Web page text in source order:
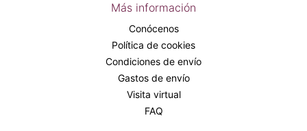
Más información
Conócenos
Política de cookies
Condiciones de envío
Gastos de envío
Visita virtual
FAQ